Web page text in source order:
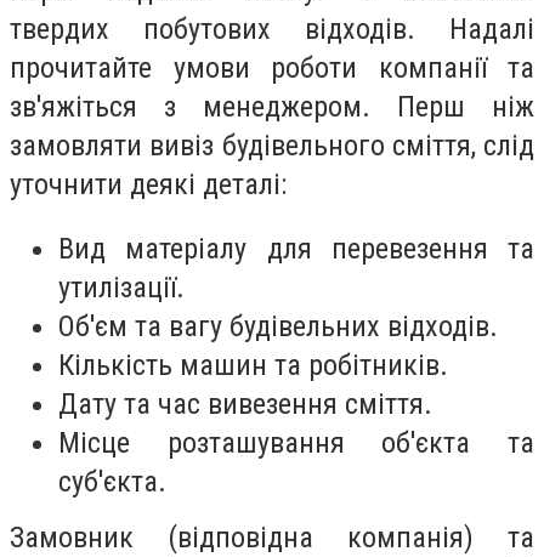
твердих побутових відходів. Надалі
прочитайте умови роботи компанії та
зв'яжіться з менеджером. Перш ніж
замовляти вивіз будівельного сміття, слід
уточнити деякі деталі:
Вид матеріалу для перевезення та
утилізації.
Об'єм та вагу будівельних відходів.
Кількість машин та робітників.
Дату та час вивезення сміття.
Місце розташування об'єкта та
суб'єкта.
Замовник (відповідна компанія) та